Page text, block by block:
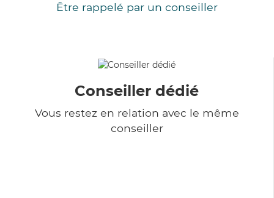
Être rappelé par un conseiller
Conseiller dédié
Vous restez en relation avec le même
conseiller